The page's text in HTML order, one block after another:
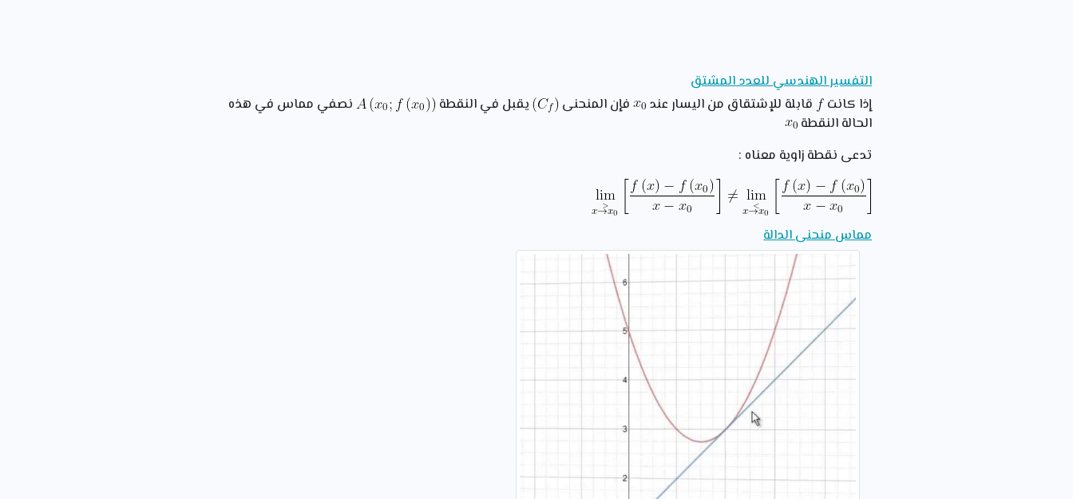
التفسير الهندسي للعدد المشتق
إذا كانت
قابلة للإشتقاق من اليسار عند فإن المنحنى يقبل في النقطة
نصفي مماس في هذه
الحالة النقطة
تدعى نقطة زاوية معناه :
مماس منحنى الدالة